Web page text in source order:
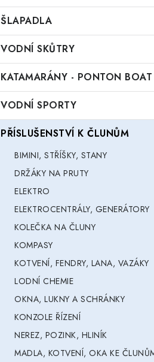
ŠLAPADLA
VODNÍ SKŮTRY
KATAMARÁNY - PONTON BOAT
VODNÍ SPORTY
PŘÍSLUŠENSTVÍ K ČLUNŮM
BIMINI, STŘÍŠKY, STANY
DRŽÁKY NA PRUTY
ELEKTRO
ELEKTROCENTRÁLY, GENERÁTORY
KOLEČKA NA ČLUNY
KOMPASY
KOTVENÍ, FENDRY, LANA, VAZÁKY
LODNÍ CHEMIE
OKNA, LUKNY A SCHRÁNKY
KONZOLE ŘÍZENÍ
NEREZ, POZINK, HLINÍK
MADLA, KOTVENÍ, OKA KE